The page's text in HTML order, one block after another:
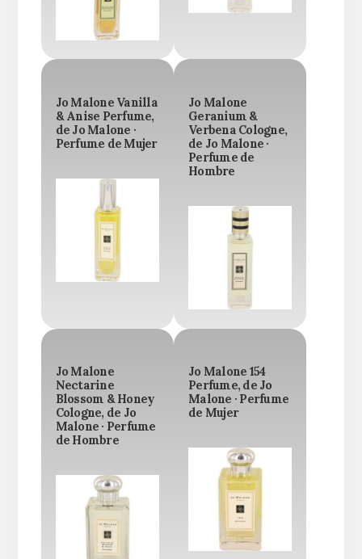
Jo Malone Vanilla
& Anise Perfume,
de Jo Malone ·
Perfume de Mujer
Jo Malone
Geranium &
Verbena Cologne,
de Jo Malone ·
Perfume de
Hombre
Jo Malone
Nectarine
Blossom & Honey
Cologne, de Jo
Malone · Perfume
de Hombre
Jo Malone 154
Perfume, de Jo
Malone · Perfume
de Mujer